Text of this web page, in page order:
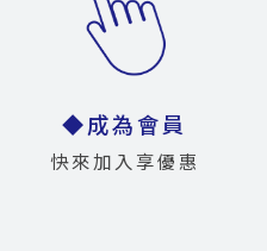
◆成為會員
快來加入享優惠